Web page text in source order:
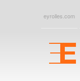
eyrolles.com